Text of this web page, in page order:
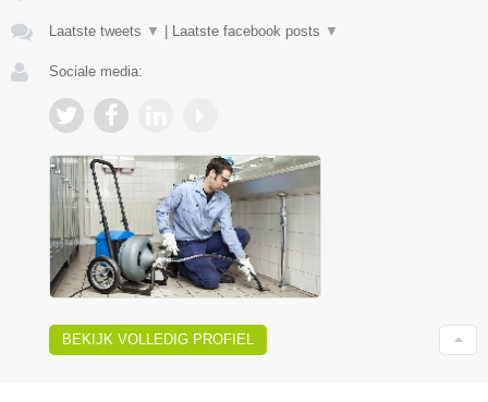
Laatste tweets ▼ Laatste facebook posts ▼
Sociale media:
BEKIJK VOLLEDIG PROFIEL